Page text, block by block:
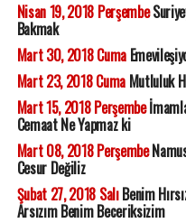
Nisan 19, 2018 Perşembe
Bakmak
Mart 30, 2018 Cuma
Mart 23, 2018 CumaMutluluk
Mart 15, 2018 Perşembe
Cemaat Ne Yapmaz ki
Mart 08, 2018 Perşembe
Cesur Değiliz
Şubat 27, 2018 SalıBenim
Arsızım Benim Beceriksizim